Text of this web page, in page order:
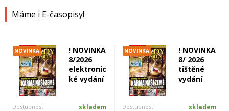
Máme i E-časopisy!
NOVINKA
! NOVINKA
8/2026
elektronic
ké vydání
Dostupnost skladem
NOVINKA
! NOVINKA
8/ 2026
tištěné
vydání
Dostupnost skladem